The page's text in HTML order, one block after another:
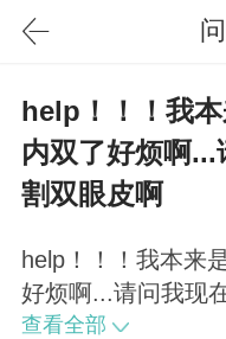
help！！！我
内双了好烦啊
割双眼皮啊
help！！！我本来
好烦啊...请问我现
查看全部